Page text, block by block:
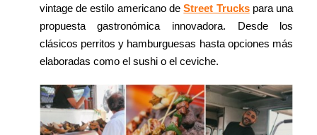
vintage de estilo americano deStreet Truckspara una
propuesta gastronómica innovadora. Desde los
clásicos perritos y hamburguesas hasta opciones más
elaboradas como el sushi o el ceviche.